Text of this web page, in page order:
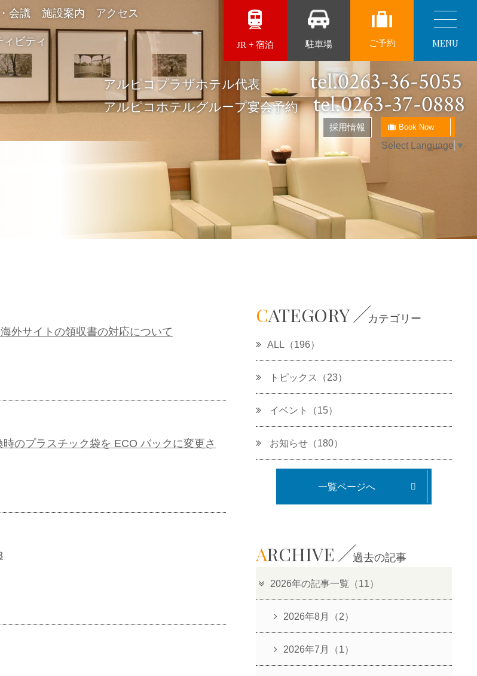
会議 施設案内 アクセス
ビティ
アルピコプラザホテル代表 tel.0263-36-5055
アルピコホテルグループ宴会予約tel.0263-37-0888
採用情報 Book Now
Select Language ▼
JR + 宿泊 駐車場 ご予約 MENU
外サイトの領収書の対応について
のプラスチック袋を ECO バックに変更さ
CATEGORY カテゴリー
ALL（196）
トピックス（23）
イベント（15）
お知らせ（180）
一覧ページへ
ARCHIVE 過去の記事
2026年の記事一覧（11）
2026年8月（2）
2026年7月（1）